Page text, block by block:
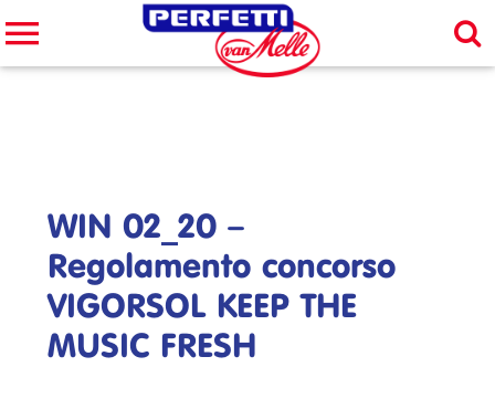
Cerca nel sito
WIN 02_20 –
Regolamento concorso
VIGORSOL KEEP THE
MUSIC FRESH